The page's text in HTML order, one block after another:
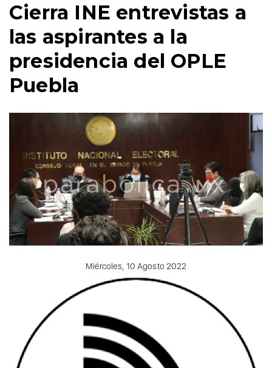
Cierra INE entrevistas a
las aspirantes a la
presidencia del OPLE
Puebla
Miércoles, 10 Agosto 2022